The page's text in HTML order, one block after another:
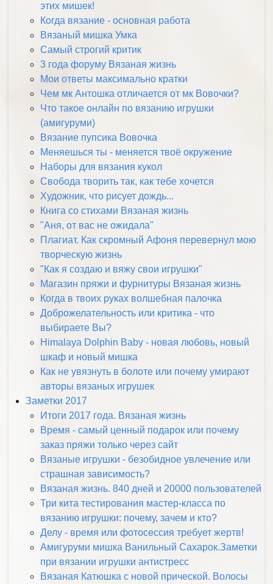
этих мишек!
Когда вязание - основная работа
Вязаный мишка Умка
Самый строгий критик
3 года форуму Вязаная жизнь
Мои ответы максимально кратки
Чем мк Антошка отличается от мк Вовочки?
Что такое онлайн по вязанию игрушки
(амигуруми)
Вязание пупсика Вовочка
Меняешься ты - меняется твоё окружение
Наборы для вязания кукол
Свобода творить так, как тебе хочется
Художник, что рисует дождь...
Книга со стихами Вязаная жизнь
"Аня, от вас не ожидала"
Плагиат. Как скромный Афоня перевернул мою
творческую жизнь
"Как я создаю и вяжу свои игрушки"
Магазин пряжи и фурнитуры Вязаная жизнь
Когда в твоих руках волшебная палочка
Доброжелательность или критика - что
выбираете Вы?
Himalaya Dolphin Baby - новая любовь, новый
шкаф и новый мишка
Как не увязнуть в болоте или почему умирают
авторы вязаных игрушек
Заметки 2017
Итоги 2017 года. Вязаная жизнь
Время - самый ценный подарок или почему
заказ пряжи только через сайт
Вязаные игрушки - безобидное увлечение или
страшная зависимость?
Вязаная жизнь. 840 дней и 20000 пользователей
Три кита тестирования мастер-класса по
вязанию игрушки: почему, зачем и кто?
Делу - время или фотосессия требует жертв!
Амигуруми мишка Ванильный Сахарок.Заметки
при вязании игрушки антистресс
Вязаная Катюшка с новой прической. Волосы